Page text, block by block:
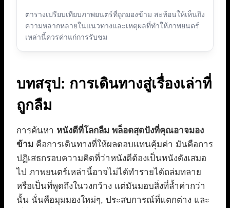
ตารางเปรียบเทียบภาพยนตร์ที่ถูกมองข้าม สะท้อนให้เห็นถึง
ความหลากหลายในแนวทางและเหตุผลที่ทำให้ภาพยนตร์
เหล่านี้ควรค่าแก่การรับชม
บทสรุป: การเดินทางสู่เรื่องเล่าที่
ถูกลืม
การค้นหา หนังดีที่โลกลืม พล็อตสุดปังที่คุณอาจมอง
ข้าม คือการเดินทางที่ให้ผลตอบแทนคุ้มค่า มันคือการ
ปฏิเสธกรอบความคิดที่ว่าหนังดีต้องเป็นหนังดังเสมอ
ไป ภาพยนตร์เหล่านี้อาจไม่ได้ทำรายได้ถล่มทลาย
หรือเป็นที่พูดถึงในวงกว้าง แต่มันมอบสิ่งที่ล้ำค่ากว่า
นั้น นั่นคือมุมมองใหม่ๆ, ประสบการณ์ที่แตกต่าง และ